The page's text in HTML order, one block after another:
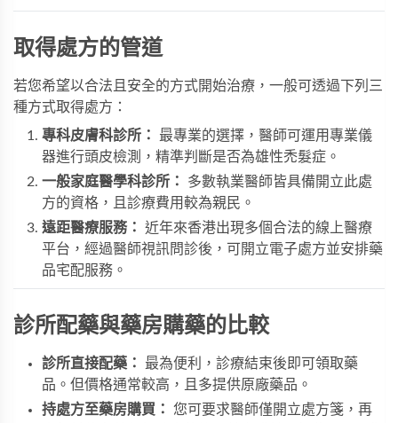
取得處方的管道
若您希望以合法且安全的方式開始治療，一般可透過下列三
種方式取得處方：
專科皮膚科診所：
最專業的選擇，醫師可運用專業儀
器進行頭皮檢測，精準判斷是否為雄性禿髮症。
一般家庭醫學科診所：
多數執業醫師皆具備開立此處
方的資格，且診療費用較為親民。
遠距醫療服務：
近年來香港出現多個合法的線上醫療
平台，經過醫師視訊問診後，可開立電子處方並安排藥
品宅配服務。
診所配藥與藥房購藥的比較
診所直接配藥：
最為便利，診療結束後即可領取藥
品。但價格通常較高，且多提供原廠藥品。
持處方至藥房購買：
您可要求醫師僅開立處方箋，再